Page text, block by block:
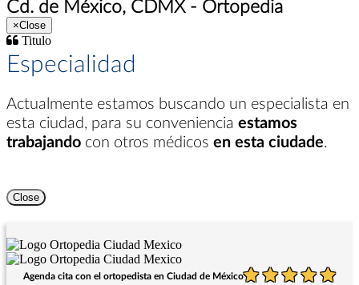
Cd. de México, CDMX - Ortopedia
×Close
Titulo
Especialidad
Actualmente estamos buscando un especialista en
esta ciudad, para su conveniencia estamos
trabajando con otros médicos en esta ciudade.
Close
Agenda cita con el ortopedista en Ciudad de México